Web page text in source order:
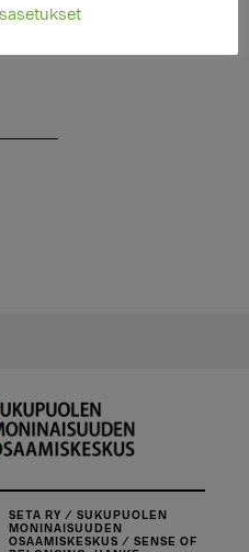
SETA RY / SUKUPUOLEN
MONINAISUUDEN
OSAAMISKESKUS / SENSE OF